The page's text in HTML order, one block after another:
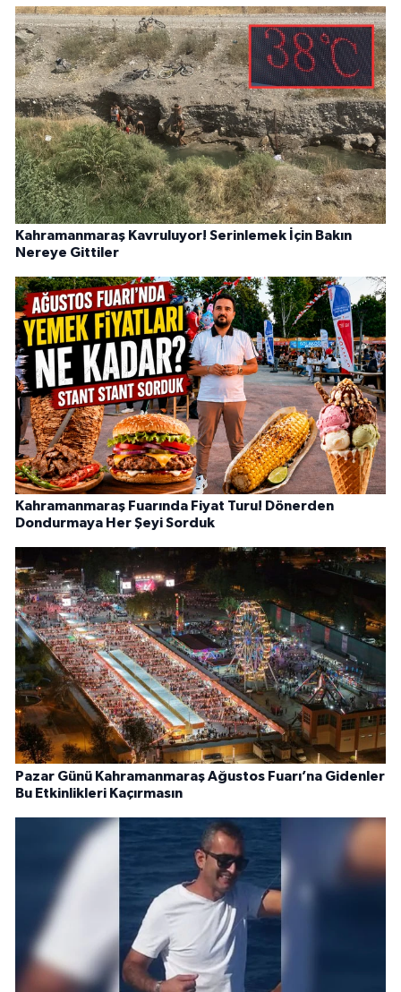
Kahramanmaraş Kavruluyor! Serinlemek İçin Bakın
Nereye Gittiler
Kahramanmaraş Fuarında Fiyat Turu! Dönerden
Dondurmaya Her Şeyi Sorduk
Pazar Günü Kahramanmaraş Ağustos Fuarı’na Gidenler
Bu Etkinlikleri Kaçırmasın